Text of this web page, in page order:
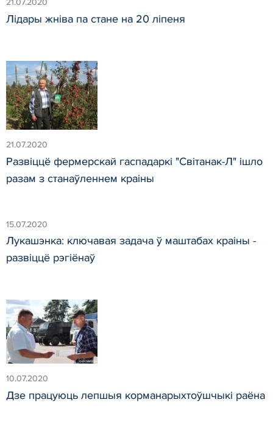
21.07.2020
Лідары жніва па стане на 20 ліпеня
21.07.2020
Развіццё фермерскай гаспадаркі "Світанак-Л" ішло
разам з станаўленнем краіны
15.07.2020
Лукашэнка: ключавая задача ў маштабах краіны -
развіццё рэгіёнаў
10.07.2020
Дзе працуюць лепшыя корманарыхтоўшчыкі раёна